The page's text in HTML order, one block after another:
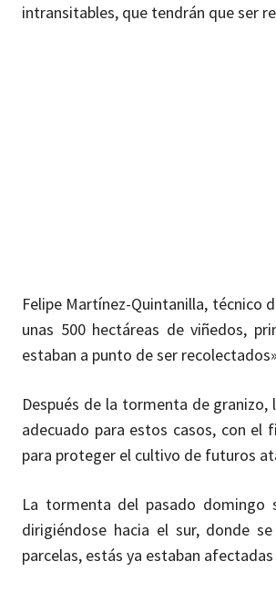
intransitables, que tendrán que ser
Felipe Martínez-Quintanilla, técnico
unas 500 hectáreas de viñedos,
estaban a punto de ser
Después de la tormenta de
adecuado para estos casos, con el
para proteger el cultivo de futuros
La tormenta del pasado
dirigiéndose hacia el sur, donde
parcelas, estás ya estaban